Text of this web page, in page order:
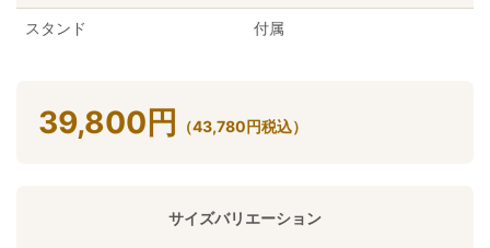
スタンド 付属
39,800円 （43,780円税込）
サイズバリエーション